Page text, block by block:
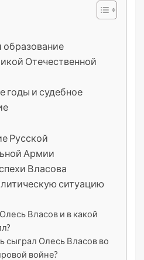
образование
Отечественной
годы и судебное
Русской
Армии
Власова
ситуацию
Власов и в какой
сыграл Олесь Власов во
войне?